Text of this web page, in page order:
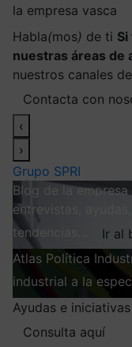
la empresa vasca
Habla(mos) de ti
nuestras áreas de
nuestros canales
Contacta con
‹
›
Grupo SPRI
Blog de la empresa
entrevistas,
tendencias…
Ir al
Atlas Política
industrial a la
Ayudas e
Consulta aquí